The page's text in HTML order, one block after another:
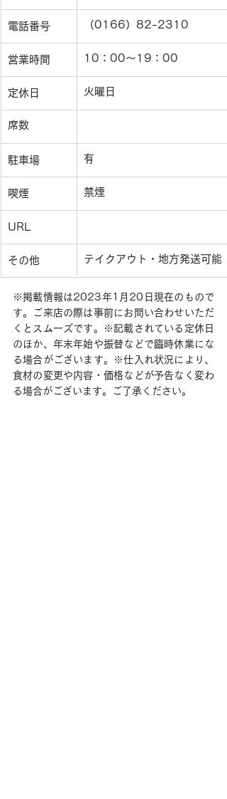
電話番号 （0166）82-2310
営業時間 10：00〜19：00
定休日 火曜日
席数
駐車場 有
喫煙 禁煙
URL
その他 テイクアウト・地方発送可能
※掲載情報は2023年1月20日現在のもので
す。ご来店の際は事前にお問い合わせいただ
くとスムーズです。※記載されている定休日
のほか、年末年始や振替などで臨時休業にな
る場合がございます。※仕入れ状況により、
食材の変更や内容・価格などが予告なく変わ
る場合がございます。ご了承ください。